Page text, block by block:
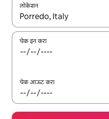
लोकेशन
जेव्हा परिणाम उपलब्ध असतील,
चेक इन करा
चेक आऊट करा